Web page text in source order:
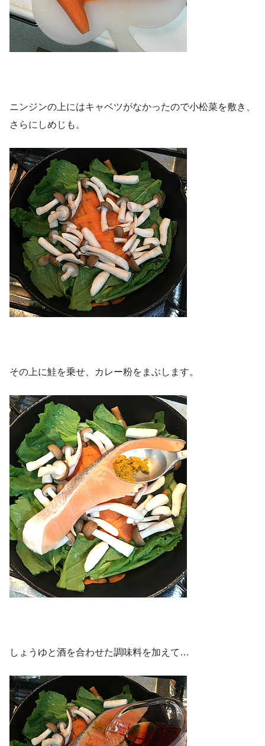
ニンジンの上にはキャベツがなかったので小松菜を敷き、
さらにしめじも。
その上に鮭を乗せ、カレー粉をまぶします。
しょうゆと酒を合わせた調味料を加えて…